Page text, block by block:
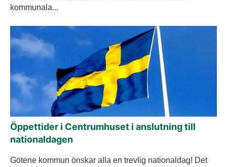
kommunala...
Öppettider i Centrumhuset i anslutning till
nationaldagen
Götene kommun önskar alla en trevlig nationaldag! Det